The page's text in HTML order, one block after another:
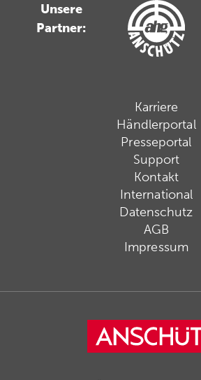
Unsere
Partner:
Karriere
Händlerportal
Presseportal
Support
Kontakt
International
Datenschutz
AGB
Impressum